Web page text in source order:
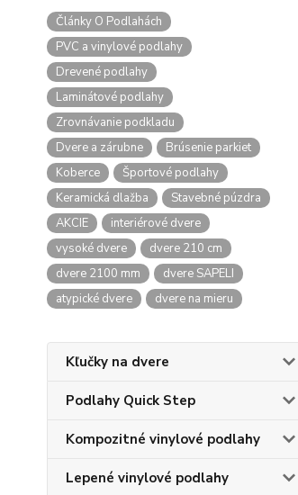
Články O Podlahách
PVC a vinylové podlahy
Drevené podlahy
Laminátové podlahy
Zrovnávanie podkladu
Dvere a zárubne
Brúsenie parkiet
Koberce
Športové podlahy
Keramická dlažba
Stavebné púzdra
AKCIE
interiérové dvere
vysoké dvere
dvere 210 cm
dvere 2100 mm
dvere SAPELI
atypické dvere
dvere na mieru
Kľučky na dvere
Podlahy Quick Step
Kompozitné vinylové podlahy
Lepené vinylové podlahy